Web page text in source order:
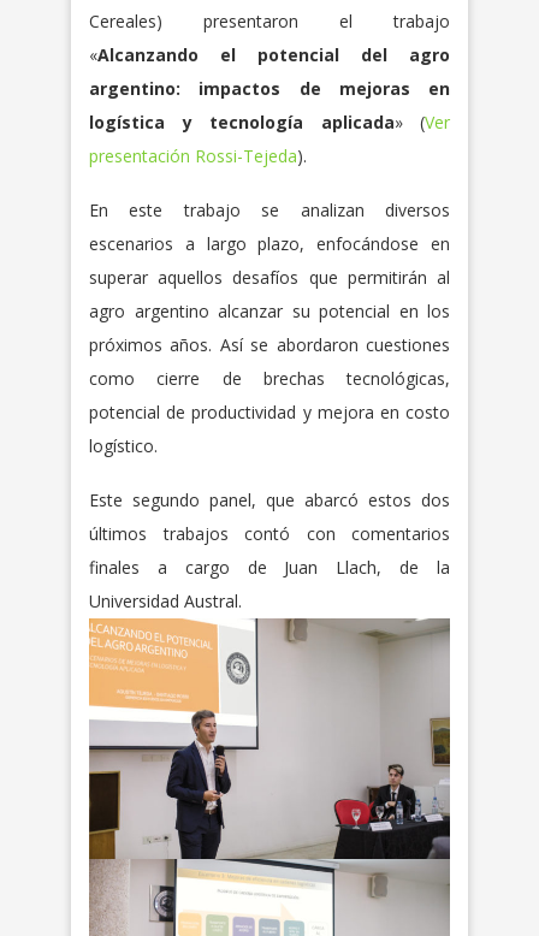
Cereales) presentaron el trabajo
«Alcanzando el potencial del agro
argentino: impactos de mejoras en
logística y tecnología aplicada» (Ver
presentación Rossi-Tejeda).
En este trabajo se analizan diversos
escenarios a largo plazo, enfocándose en
superar aquellos desafíos que permitirán al
agro argentino alcanzar su potencial en los
próximos años. Así se abordaron cuestiones
como cierre de brechas tecnológicas,
potencial de productividad y mejora en costo
logístico.
Este segundo panel, que abarcó estos dos
últimos trabajos contó con comentarios
finales a cargo de Juan Llach, de la
Universidad Austral.